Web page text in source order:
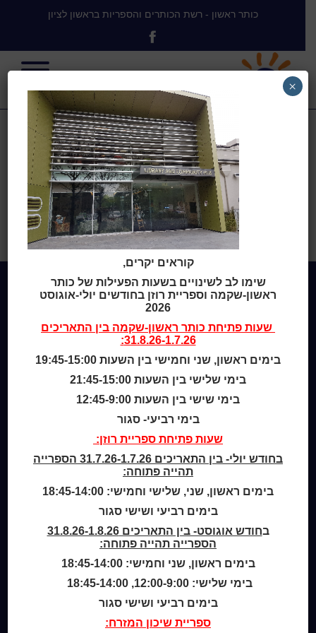
כותר ראשון - רשת הכותרים והספריות בראשון לציון
burwood lib
Mediatheque Plomel,
Bretagne, France
מי אנחנו
צור קשר
שעות סיפור
קטלוג כותר ראשון
ארכיון ספריית השבוע
מדיניות הפרטיות
קוראים יקרים,
שימו לב לשינויים בשעות הפעילות של כותר
ראשון-שקמה וספריית רוזן בחודשים יולי-אוגוסט
2026
שעות פתיחת כותר ראשון-שקמה בין התאריכים
31.8.26-1.7.26:
בימים ראשון, שני וחמישי בין השעות 19:45-15:00
בימי שלישי בין השעות 21:45-15:00
בימי שישי בין השעות 12:45-9:00
בימי רביעי- סגור
שעות פתיחת ספריית רוזן:
בחודש יולי- בין התאריכים 31.7.26-1.7.26 הספרייה
תהייה פתוחה:
בימים ראשון, שני, שלישי וחמישי: 18:45-14:00
בימים רביעי ושישי סגור
ב
חודש אוגוסט- בין התאריכים 31.8.26-1.8.26
הספרייה תהייה פתוחה:
בימים ראשון, שני וחמישי: 18:45-14:00
בימי שלישי: 12:00-9:00, 18:45-14:00
בימים רביעי ושישי סגור
ספריית שיכון המזרח:
×